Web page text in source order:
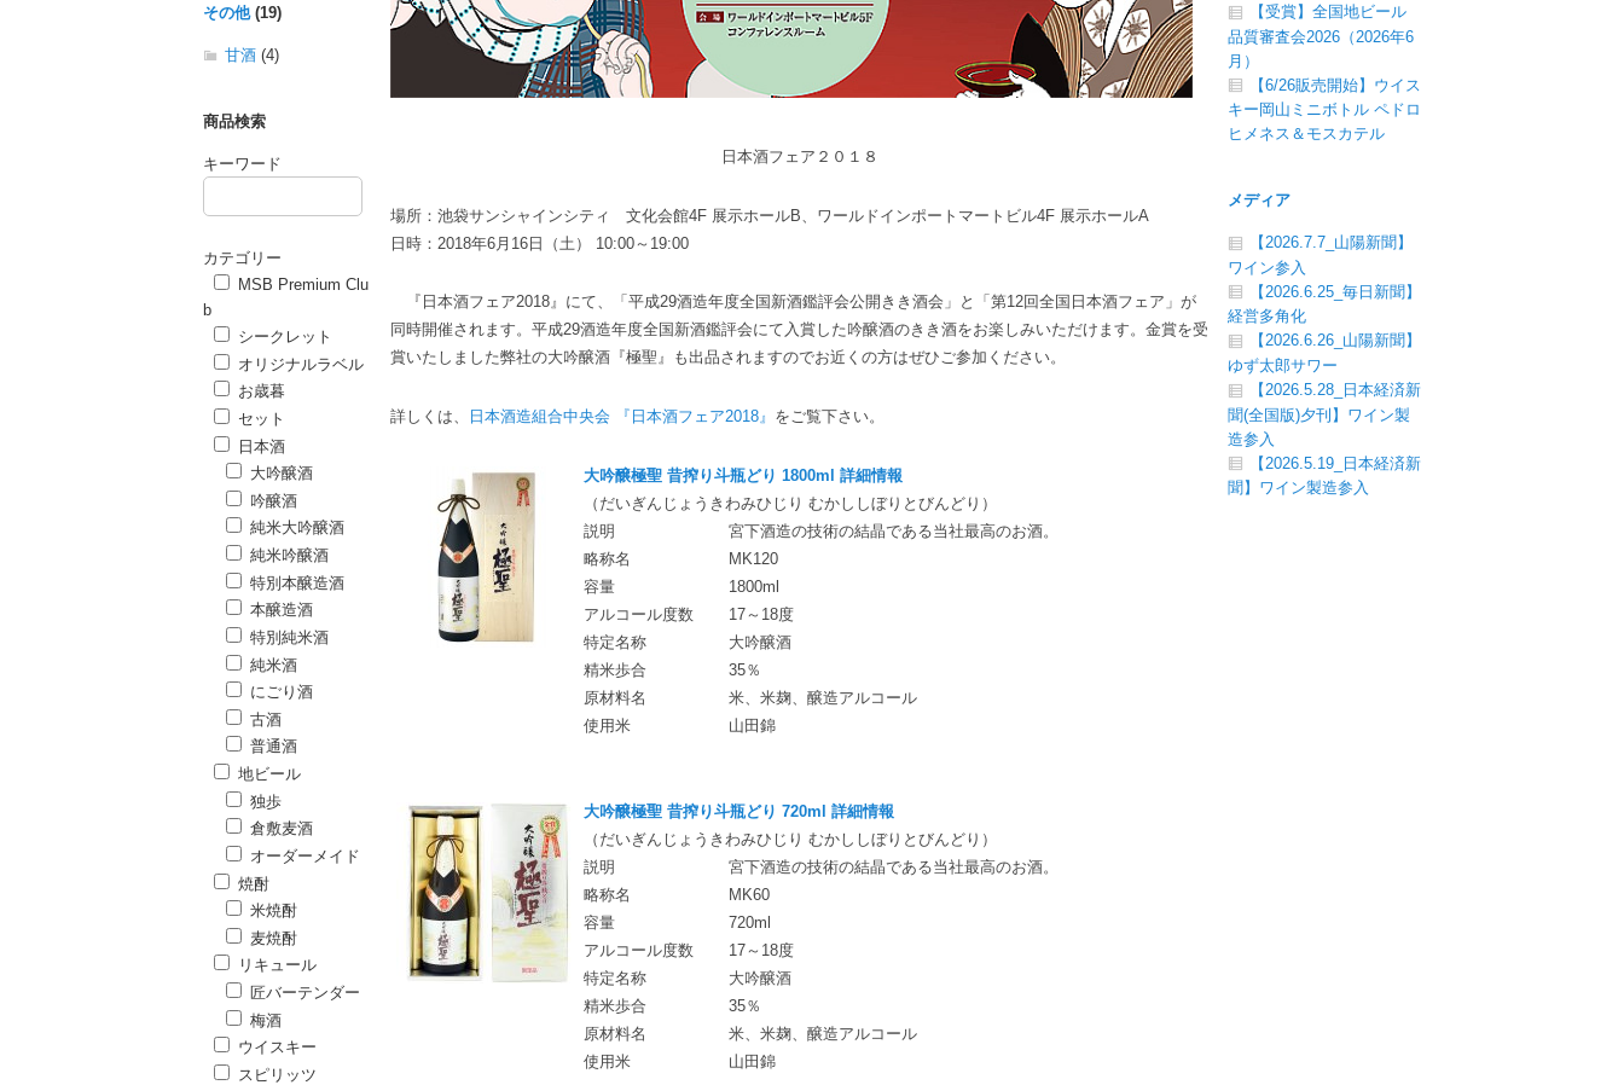
日本酒フェア２０１８
場所：池袋サンシャインシティ 文化会館4F 展示ホールB、ワールドインポートマートビル4F 展示ホールA
日時：2018年6月16日（土） 10:00～19:00
『日本酒フェア2018』にて、「平成29酒造年度全国新酒鑑評会公開きき酒会」と「第12回全国日本酒フェア」が
同時開催されます。平成29酒造年度全国新酒鑑評会にて入賞した吟醸酒のきき酒をお楽しみいただけます。金賞を受
賞いたしました弊社の大吟醸酒『極聖』も出品されますのでお近くの方はぜひご参加ください。
詳しくは、 日本酒造組合中央会 『日本酒フェア2018』 をご覧下さい。
大吟醸極聖 昔搾り斗瓶どり 1800ml 詳細情報
（だいぎんじょうきわみひじり むかししぼりとびんどり）
説明
宮下酒造の技術の結晶である当社最高のお酒。
略称名
MK120
容量
1800ml
アルコール度数
17～18度
特定名称
大吟醸酒
精米歩合
35％
原材料名
米、米麹、醸造アルコール
使用米
山田錦
大吟醸極聖 昔搾り斗瓶どり 720ml 詳細情報
（だいぎんじょうきわみひじり むかししぼりとびんどり）
説明
宮下酒造の技術の結晶である当社最高のお酒。
略称名
MK60
容量
720ml
アルコール度数
17～18度
特定名称
大吟醸酒
精米歩合
35％
原材料名
米、米麹、醸造アルコール
使用米
山田錦
その他(19)
甘酒 (4)
商品検索
キーワード
カテゴリー
MSB Premium Clu
b
シークレット
オリジナルラベル
お歳暮
セット
日本酒
大吟醸酒
吟醸酒
純米大吟醸酒
純米吟醸酒
特別本醸造酒
本醸造酒
特別純米酒
純米酒
にごり酒
古酒
普通酒
地ビール
独歩
倉敷麦酒
オーダーメイド
焼酎
米焼酎
麦焼酎
リキュール
匠バーテンダー
梅酒
ウイスキー
スピリッツ
【受賞】全国地ビール
品質審査会2026（2026年6
月）
【6/26販売開始】ウイス
キー岡山ミニボトル ペドロ
ヒメネス＆モスカテル
メディア
【2026.7.7_山陽新聞】
ワイン参入
【2026.6.25_毎日新聞】
経営多角化
【2026.6.26_山陽新聞】
ゆず太郎サワー
【2026.5.28_日本経済新
聞(全国版)夕刊】ワイン製
造参入
【2026.5.19_日本経済新
聞】ワイン製造参入